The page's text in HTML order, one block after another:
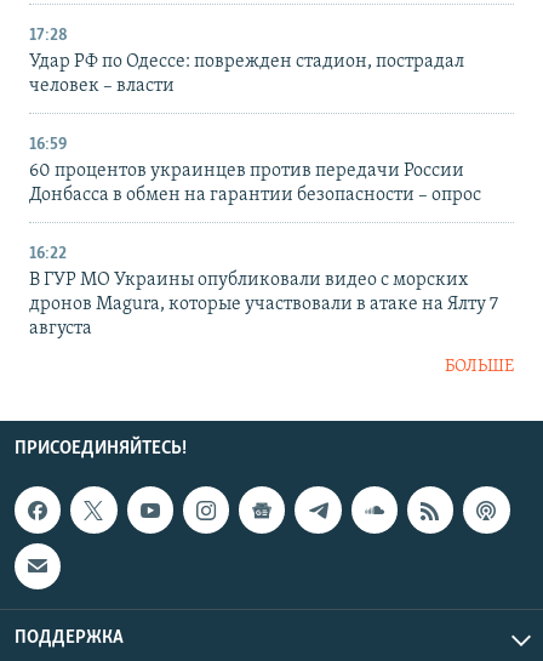
17:28
Удар РФ по Одессе: поврежден стадион, пострадал
человек – власти
16:59
60 процентов украинцев против передачи России
Донбасса в обмен на гарантии безопасности – опрос
16:22
В ГУР МО Украины опубликовали видео с морских
дронов Magura, которые участвовали в атаке на Ялту 7
августа
БОЛЬШЕ
ПРИСОЕДИНЯЙТЕСЬ!
ПОДДЕРЖКА